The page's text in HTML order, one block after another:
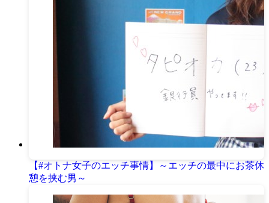
【#オトナ女子のエッチ事情】～エッチの最中にお茶休
憩を挟む男～